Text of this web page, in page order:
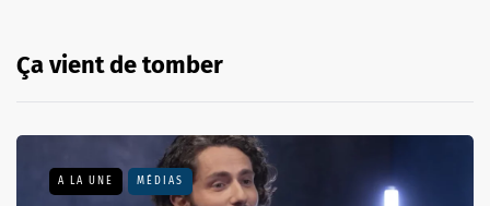
Ça vient de tomber
A LA UNE MÉDIAS